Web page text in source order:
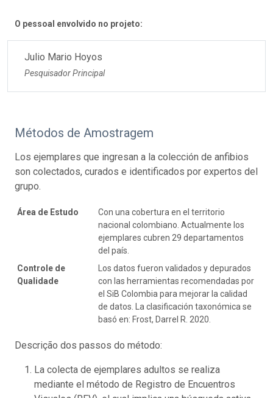
O pessoal envolvido no projeto:
Julio Mario Hoyos
Pesquisador Principal
Métodos de Amostragem
Los ejemplares que ingresan a la colección de anfibios
son colectados, curados e identificados por expertos del
grupo.
Área de Estudo
Con una cobertura en el territorio
nacional colombiano. Actualmente los
ejemplares cubren 29 departamentos
del país.
Controle de
Qualidade
Los datos fueron validados y depurados
con las herramientas recomendadas por
el SiB Colombia para mejorar la calidad
de datos. La clasificación taxonómica se
basó en: Frost, Darrel R. 2020.
Descrição dos passos do método:
La colecta de ejemplares adultos se realiza
mediante el método de Registro de Encuentros